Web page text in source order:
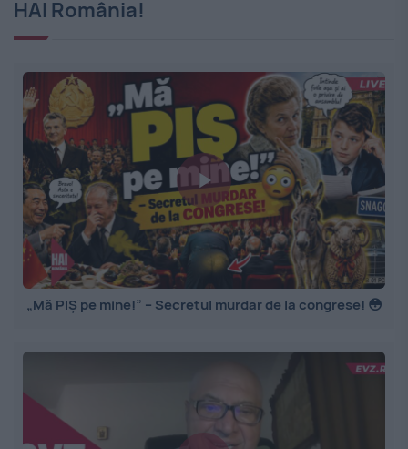
HAI România!
„Mă PIȘ pe mine!” – Secretul murdar de la congrese! 😳